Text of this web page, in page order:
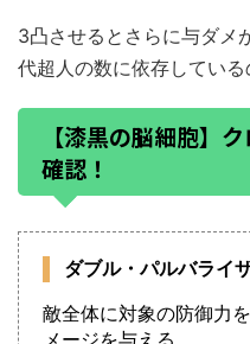
3凸させるとさらに与ダメ
代超人の数に依存している
【漆黒の脳細胞】
確認！
ダブル・パルバライ
敵全体に対象の防御力